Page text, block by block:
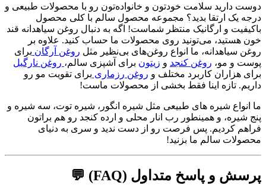
دوست دارید سلامت خودتون و خانواده‌تون رو با محصولات طبیعی و
درجه یک ارتقا بدید؟ مجموعه محصول سالم با کلی محصول
باکیفیت و ارگانیک منتظر شماست! اگه به دنبال روغن سیاهدانه قند
خون هستید، می‌تونید روی محصولات ما حساب کنید. علاوه بر
روغن سیاهدانه، ما انواع روغن‌های بی‌نظیر مثل روغن آرگان برای
پوست و مو، روغن کنجد و زیتون برای آشپزی سالم، روغن نارگیل
برای هزاران کاربرد مختلف و روغن رزماری برای تقویت مو رو
داریم. تازه اینا فقط بخشی از محصولات ماست!
ما انواع شیره های طبیعی مثل شیره انگور، شیره توت، سه شیره و
پنج شیره، و همینطور رب انار محلی و ارده کنجد رو هم براتون
فراهم کردیم. پس فرصت رو از دست ندید و سری به دنیای
محصولات سالم ما بزنید!
پرسش و پاسخ متداول (FAQ) 💬